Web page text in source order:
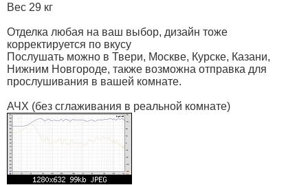
Вес 29 кг
Отделка любая на ваш выбор, дизайн тоже
корректируется по вкусу
Послушать можно в Твери, Москве, Курске, Казани,
Нижним Новгороде, также возможна отправка для
прослушивания в вашей комнате.
АЧХ (без сглаживания в реальной комнате)